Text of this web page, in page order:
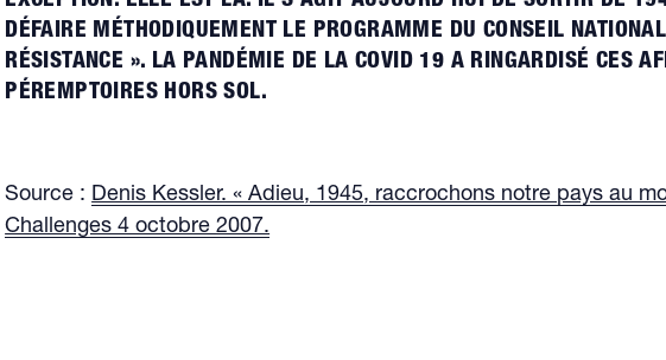
DÉFAIRE MÉTHODIQUEMENT LE PROGRAMME DU CONSEIL
RÉSISTANCE ». LA PANDÉMIE DE LA COVID 19 A RINGARDISÉ CES
PÉREMPTOIRES HORS SOL.
Source : Denis Kessler. « Adieu, 1945, raccrochons notre pays au
Challenges 4 octobre 2007.